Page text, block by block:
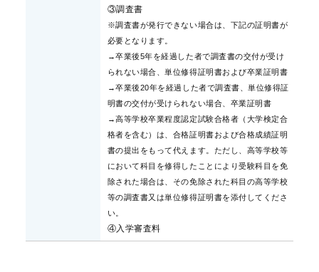
③調査書
※調査書が発行できない場合は、下記の証明書が
必要となります。
→卒業後5年を経過した者で調査書の交付が受け
られない場合、単位修得証明書および卒業証明書
→卒業後20年を経過した者で調査書、単位修得証
明書の交付が受けられない場合、卒業証明書
→高等学校卒業程度認定試験合格者（大学検定合
格者を含む）は、合格証明書および合格成績証明
書の提出をもって代えます。ただし、高等学校等
において科目を修得したことにより受験科目を免
除された場合は、その免除された科目の高等学校
等の調査書又は単位修得証明書を添付してくださ
い。
④入学審査料